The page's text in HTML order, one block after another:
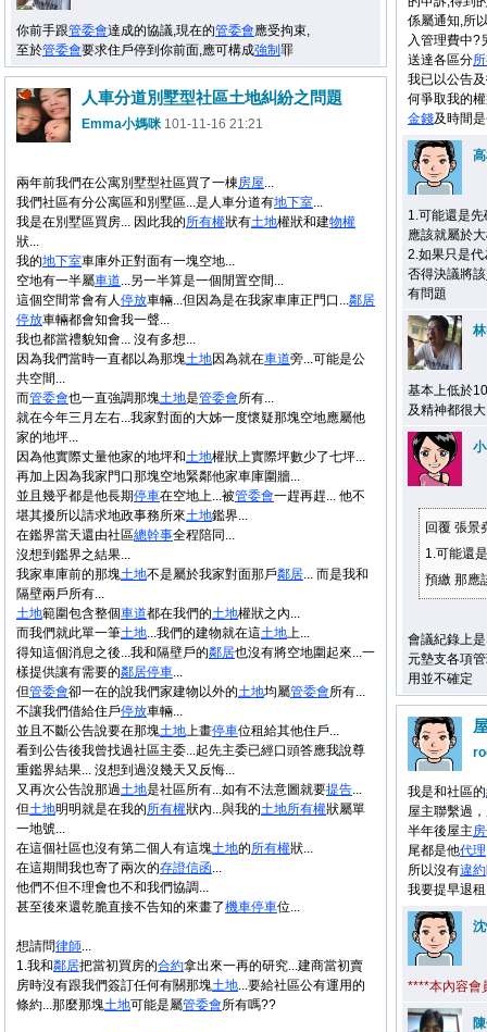
你前手跟管委會達成的協議,現在的管委會應受拘束,
至於管委會要求住戶停到你前面,應可構成強制 罪
係屬通知,所
入管理費中?
送達各區分
我已以公告
何爭取我的
金錢及時間
1.可能還是
應該就屬於
2.如果只是代
否得決議將該
有問題
基本上低於
及精神都很大
回覆 張景
1.可能還
預繳 那應
會議紀錄上
元墊支各項
用並不確定
人車分道別墅型社區土地糾紛之問題
Emma小媽咪101-11-16 21:21
兩年前我們在公寓別墅型社區買了一棟房屋...
我們社區有分公寓區和別墅區...是人車分道有地下室...
我是在別墅區買房... 因此我的所有權狀有土地權狀和建物權
狀...
我的地下室車庫外正對面有一塊空地...
空地有一半屬車道...另一半算是一個閒置空間...
這個空間常會有人停放車輛...但因為是在我家車庫正門口...鄰居
停放車輛都會知會我一聲...
我也都當禮貌知會... 沒有多想...
因為我們當時一直都以為那塊土地因為就在車道旁...可能是公
共空間...
而管委會也一直強調那塊土地是管委會所有...
就在今年三月左右...我家對面的大姊一度懷疑那塊空地應屬他
家的地坪...
因為他實際丈量他家的地坪和土地權狀上實際坪數少了七坪...
再加上因為我家門口那塊空地緊鄰他家車庫圍牆...
並且幾乎都是他長期停車在空地上...被管委會一趕再趕... 他不
堪其擾所以請求地政事務所來土地鑑界...
在鑑界當天還由社區總幹事全程陪同...
沒想到鑑界之結果...
我家車庫前的那塊土地不是屬於我家對面那戶鄰居... 而是我和
隔壁兩戶所有...
土地範圍包含整個車道都在我們的土地權狀之內...
而我們就此單一筆土地...我們的建物就在這土地上...
得知這個消息之後...我和隔壁戶的鄰居也沒有將空地圍起來...一
樣提供讓有需要的鄰居停車...
但管委會卻一在的說我們家建物以外的土地均屬管委會所有...
不讓我們借給住戶停放車輛...
並且不斷公告說要在那塊土地上畫停車位租給其他住戶...
看到公告後我曾找過社區主委...起先主委已經口頭答應我說尊
重鑑界結果... 沒想到過沒幾天又反悔...
又再次公告說那過土地是社區所有...如有不法意圖就要提告...
但土地明明就是在我的所有權狀內...與我的土地所有權狀屬單
一地號...
在這個社區也沒有第二個人有這塊土地的所有權狀...
在這期間我也寄了兩次的存證信函...
他們不但不理會也不和我們協調...
甚至後來還乾脆直接不告知的來畫了機車停車位...
想請問律師...
1.我和鄰居把當初買房的合約拿出來一再的研究...建商當初賣
房時沒有跟我們簽訂任何有關那塊土地...要給社區公有運用的
條約...那麼那塊土地可能是屬管委會所有嗎??
我是和社區的
屋主聯繫過
半年後屋主
尾都是他代理
所以沒有違約
我要提早退
****本內容會